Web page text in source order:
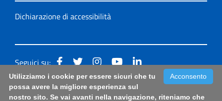
Dichiarazione di accessibilità
Seguici su:
Accessibilità: form di segnalazione di prima istanza per
Acconsento
Utilizziamo i cookie per essere sicuri che tu
possa avere la migliore esperienza sul
nostro sito. Se vai avanti nella navigazione, riteniamo che